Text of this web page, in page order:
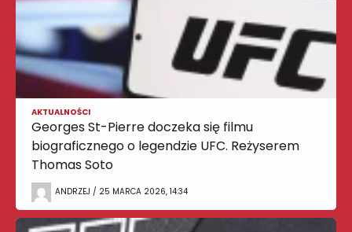
AKTUALNOŚCI
Georges St-Pierre doczeka się filmu
biograficznego o legendzie UFC. Reżyserem
Thomas Soto
ANDRZEJ / 25 MARCA 2026, 14:34